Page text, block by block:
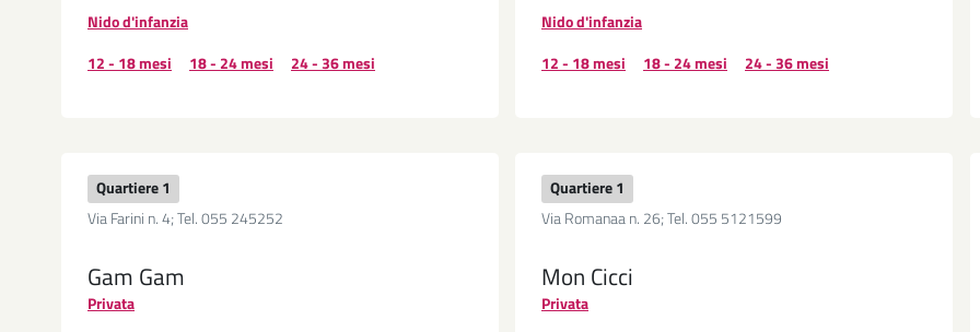
Nido d'infanzia
12 - 18 mesi
18 - 24 mesi 24 - 36 mesi
Nido d'infanzia
12 - 18 mesi
18 - 24 mesi 24 - 36 mesi
Quartiere 1
Via Farini n. 4; Tel. 055 245252
Gam Gam
Privata
Quartiere 1
Via Romanaa n. 26; Tel. 055 5121599
Mon Cicci
Privata